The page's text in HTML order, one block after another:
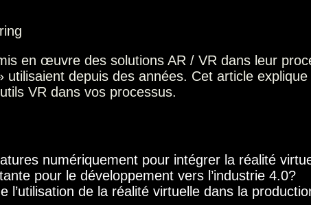
en œuvre des solutions AR / VR dans leur
depuis des années. Cet article
VR dans vos processus.
numériquement pour intégrer la réalité
pour le développement vers l’industrie 4.0?
de la réalité virtuelle dans la